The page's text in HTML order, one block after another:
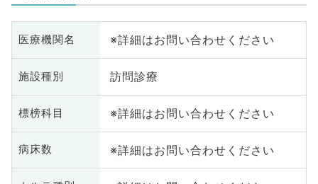
医療機関名 ※詳細はお問い合わせください
施設種別 訪問診療
標榜科目 ※詳細はお問い合わせください
病床数 ※詳細はお問い合わせください